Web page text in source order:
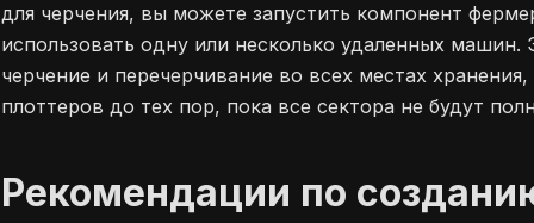
для черчения, вы можете запустить компонент
использовать одну или несколько удаленных машин.
черчение и перечерчивание во всех местах
плоттеров до тех пор, пока все сектора не будут
Рекомендации по